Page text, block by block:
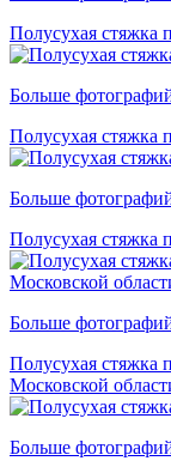
Полусухая стяжка
Больше
Полусухая стяжка
Больше
Полусухая стяжка
Больше
Полусухая стяжка
Московской
Больше